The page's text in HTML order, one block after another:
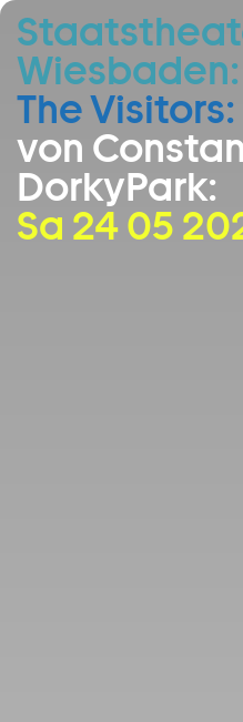
Zum Hauptinhalt
Zum Footer springen
Wiesbaden:
The Visitors:
von
DorkyPark:
Sa 24 05